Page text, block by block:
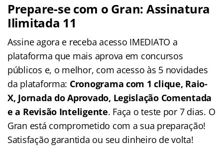
Prepare-se com o Gran: Assinatura
Ilimitada 11
Assine agora e receba acesso IMEDIATO a
plataforma que mais aprova em concursos
públicos e, o melhor, com acesso às 5 novidades
da plataforma: Cronograma com 1 clique, Raio-
X, Jornada do Aprovado, Legislação Comentada
e a Revisão Inteligente. Faça o teste por 7 dias. O
Gran está comprometido com a sua preparação!
Satisfação garantida ou seu dinheiro de volta!